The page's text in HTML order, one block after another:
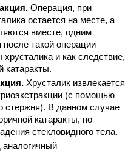
Операция, при
остается на месте, а
вместе, одним
такой операции
и как следствие,
катаракты.
Хрусталик извлекается
(с помощью
стержня). В данном случае
катаракты, но
стекловидного тела.